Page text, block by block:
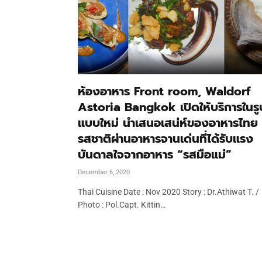
ห้องอาหาร Front room, Waldorf
Astoria Bangkok เปิดให้บริการใน
แบบใหม่ นำเสนอเสน่ห์ของอาหารไท
รสชาติผ่านอาหารจานเด่นที่ได้รับแรง
บันดาลใจจากอาหาร “รสมือแม่”
December 6, 2020
Thai Cuisine Date : Nov 2020 Story : Dr.Athiwat T. /
Photo : Pol.Capt. Kittin…